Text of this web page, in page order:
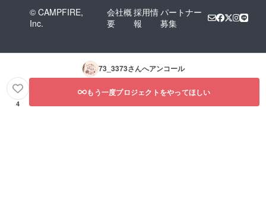
© CAMPFIRE,
Inc.
会社概
要
採用情
報
パートナー
募集
73_3373さんへアンコール
4
もう一度プロジェクトをやってほしい